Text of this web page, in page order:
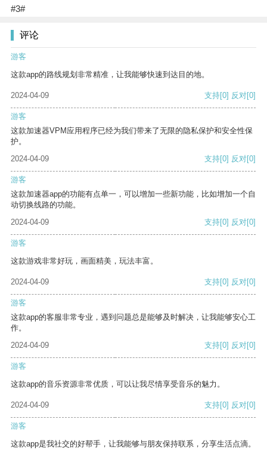
#3#
评论
游客
这款app的路线规划非常精准，让我能够快速到达目的地。
2024-04-09 支持[0] 反对[0]
游客
这款加速器VPM应用程序已经为我们带来了无限的隐私保护和安全性保
护。
2024-04-09
支持[0] 反对[0]
游客
这款加速器app的功能有点单一，可以增加一些新功能，比如增加一个自
动切换线路的功能。
2024-04-09
支持[0] 反对[0]
游客
这款游戏非常好玩，画面精美，玩法丰富。
2024-04-09 支持[0] 反对[0]
游客
这款app的客服非常专业，遇到问题总是能够及时解决，让我能够安心工
作。
2024-04-09
支持[0] 反对[0]
游客
这款app的音乐资源非常优质，可以让我尽情享受音乐的魅力。
2024-04-09 支持[0] 反对[0]
游客
这款app是我社交的好帮手，让我能够与朋友保持联系，分享生活点滴。